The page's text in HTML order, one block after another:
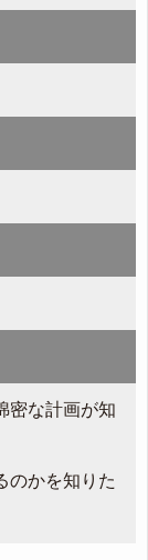
密な計画が知
のかを知りた